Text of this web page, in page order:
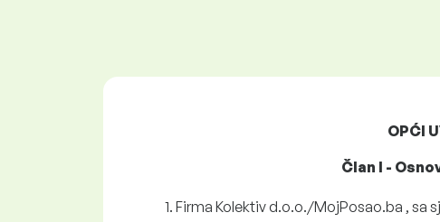
OPĆI
Član I -
Firma Kolektiv d.o.o./MojPosao.ba , sa